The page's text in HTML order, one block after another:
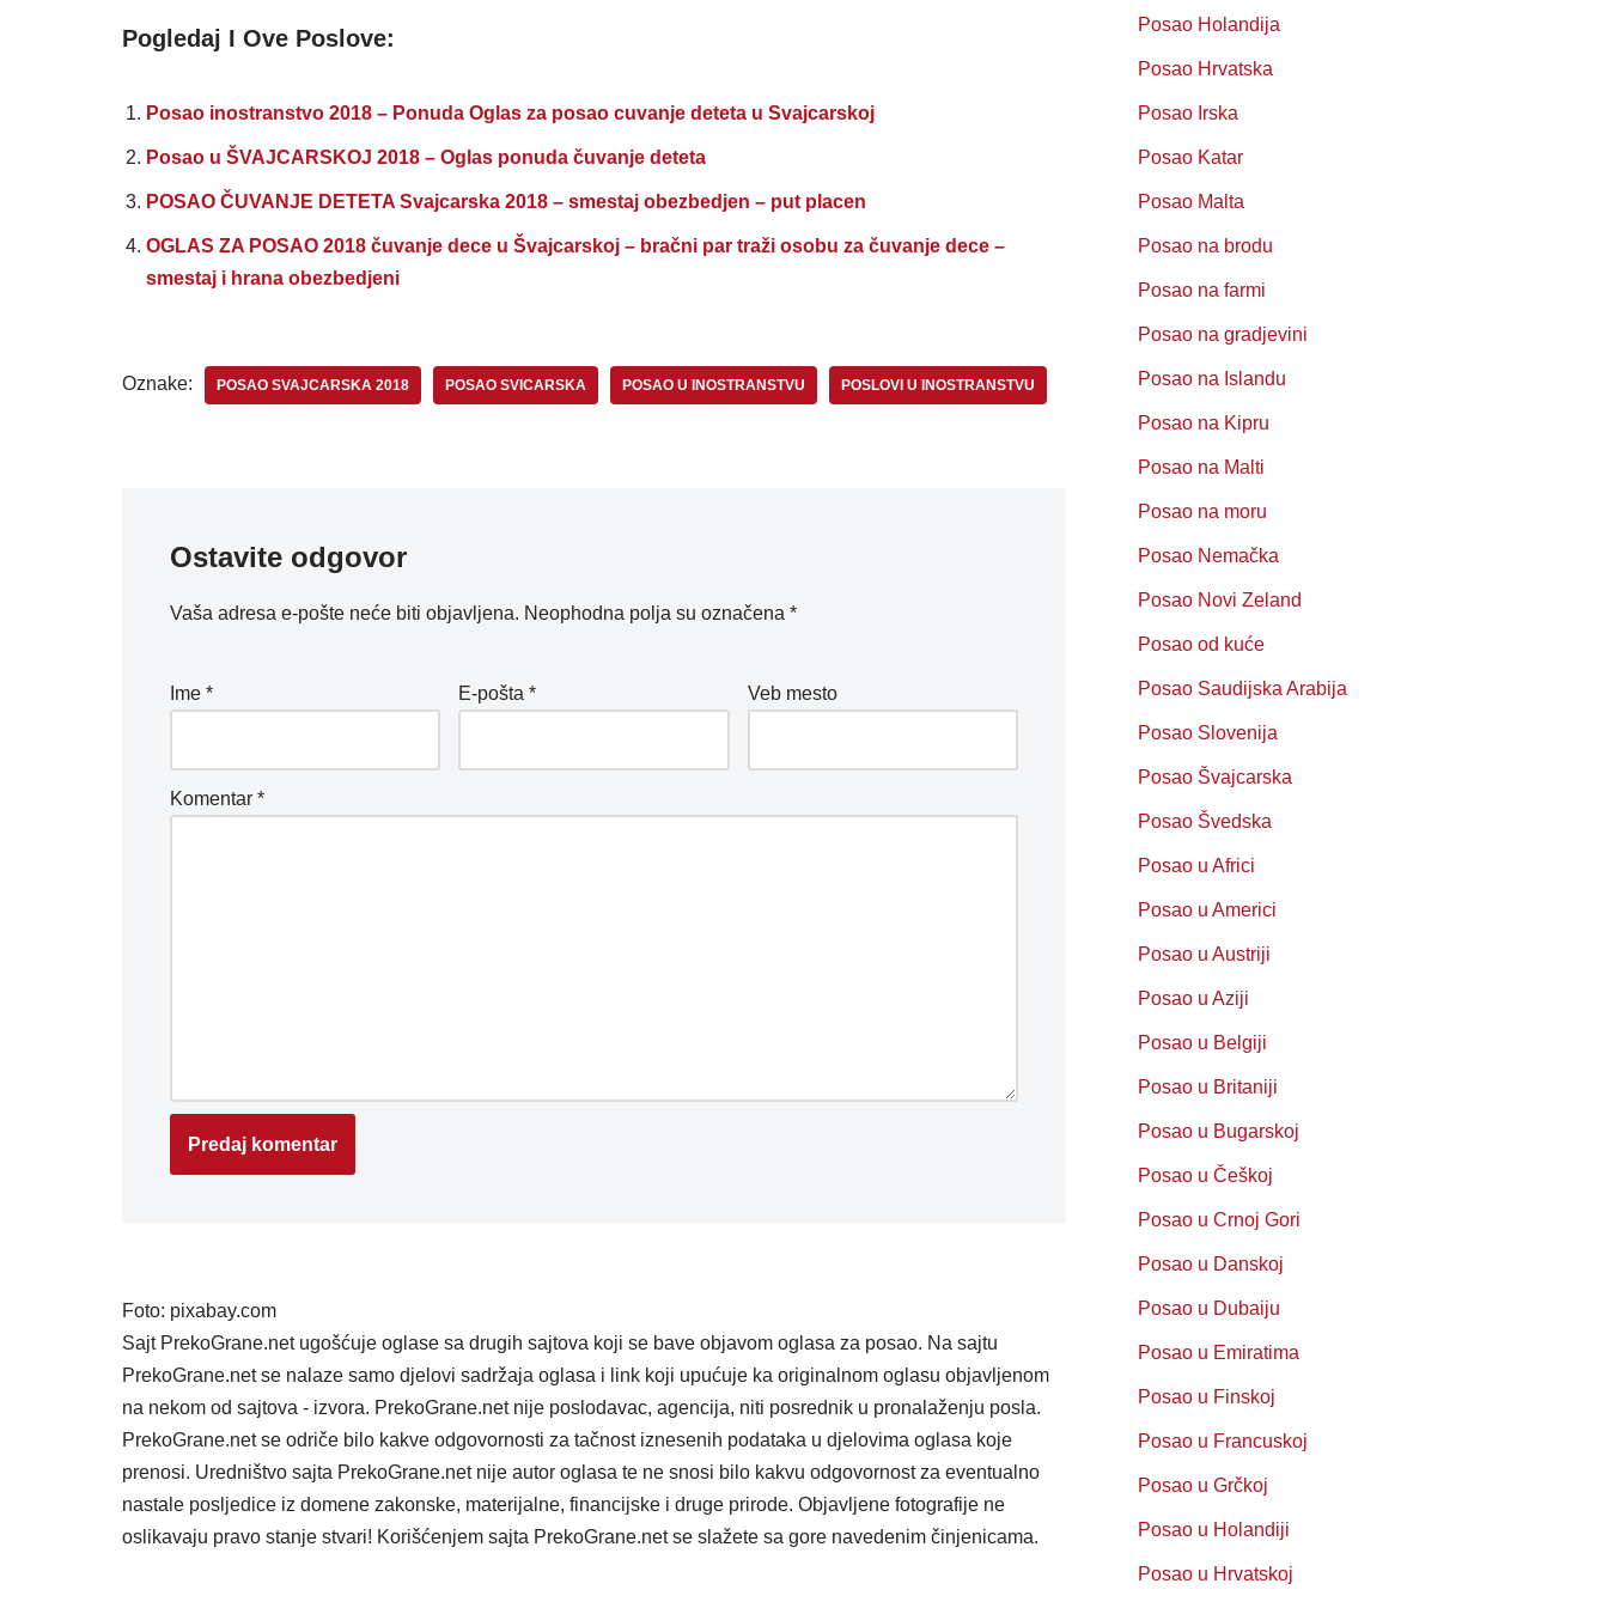
Pogledaj I Ove Poslove:
Posao inostranstvo 2018 – Ponuda Oglas za posao cuvanje deteta u Svajcarskoj
Posao u ŠVAJCARSKOJ 2018 – Oglas ponuda čuvanje deteta
POSAO ČUVANJE DETETA Svajcarska 2018 – smestaj obezbedjen – put placen
OGLAS ZA POSAO 2018 čuvanje dece u Švajcarskoj – bračni par traži osobu za čuvanje dece –
smestaj i hrana obezbedjeni
Oznake: POSAO SVAJCARSKA 2018 POSAO SVICARSKA POSAO U INOSTRANSTVU POSLOVI U INOSTRANSTVU
Ostavite odgovor
Vaša adresa e-pošte neće biti objavljena. Neophodna polja su označena *
Ime * E-pošta* Veb mesto
Komentar *
Foto: pixabay.com
Sajt PrekoGrane.net ugošćuje oglase sa drugih sajtova koji se bave objavom oglasa za posao. Na sajtu
PrekoGrane.net se nalaze samo djelovi sadržaja oglasa i link koji upućuje ka originalnom oglasu objavljenom
na nekom od sajtova - izvora. PrekoGrane.net nije poslodavac, agencija, niti posrednik u pronalaženju posla.
PrekoGrane.net se odriče bilo kakve odgovornosti za tačnost iznesenih podataka u djelovima oglasa koje
prenosi. Uredništvo sajta PrekoGrane.net nije autor oglasa te ne snosi bilo kakvu odgovornost za eventualno
nastale posljedice iz domene zakonske, materijalne, financijske i druge prirode. Objavljene fotografije ne
oslikavaju pravo stanje stvari! Korišćenjem sajta PrekoGrane.net se slažete sa gore navedenim činjenicama.
Posao Holandija
Posao Hrvatska
Posao Irska
Posao Katar
Posao Malta
Posao na brodu
Posao na farmi
Posao na gradjevini
Posao na Islandu
Posao na Kipru
Posao na Malti
Posao na moru
Posao Nemačka
Posao Novi Zeland
Posao od kuće
Posao Saudijska Arabija
Posao Slovenija
Posao Švajcarska
Posao Švedska
Posao u Africi
Posao u Americi
Posao u Austriji
Posao u Aziji
Posao u Belgiji
Posao u Britaniji
Posao u Bugarskoj
Posao u Češkoj
Posao u Crnoj Gori
Posao u Danskoj
Posao u Dubaiju
Posao u Emiratima
Posao u Finskoj
Posao u Francuskoj
Posao u Grčkoj
Posao u Holandiji
Posao u Hrvatskoj